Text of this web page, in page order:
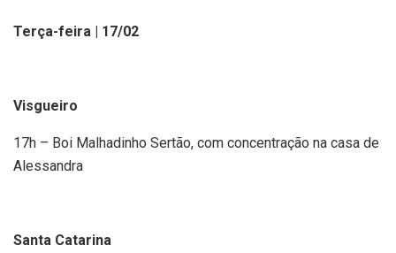
Terça-feira | 17/02
Visgueiro
17h – Boi Malhadinho Sertão, com concentração na casa de
Alessandra
Santa Catarina